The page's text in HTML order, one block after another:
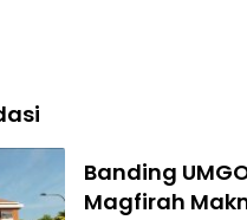
Banding
Magfirah